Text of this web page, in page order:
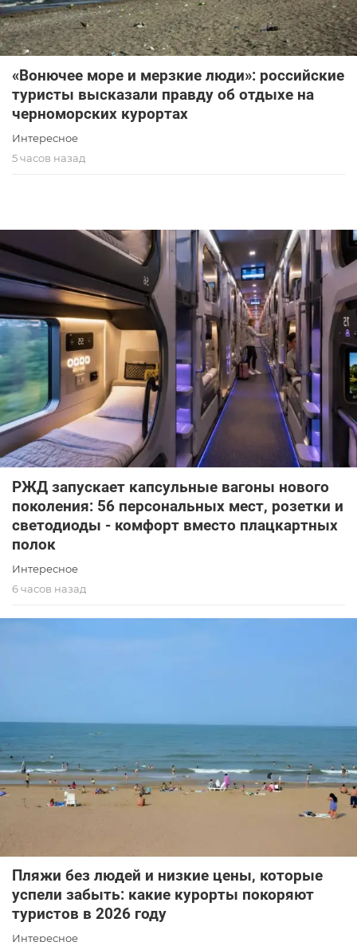
«Вонючее море и мерзкие люди»: российские
туристы высказали правду об отдыхе на
черноморских курортах
Интересное
5 часов назад
РЖД запускает капсульные вагоны нового
поколения: 56 персональных мест, розетки и
светодиоды - комфорт вместо плацкартных
полок
Интересное
6 часов назад
Пляжи без людей и низкие цены, которые
успели забыть: какие курорты покоряют
туристов в 2026 году
Интересное